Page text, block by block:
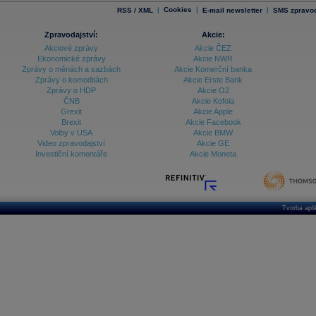
RSS / XML | Cookies | E-mail newsletter | SMS
Zpravodajství:
Akciové zprávy
Ekonomické zprávy
Zprávy o měnách a sazbách
Zprávy o komoditách
Zprávy o HDP
ČNB
Grexit
Brexit
Volby v USA
Video zpravodajství
Investiční komentáře
Akcie:
Akcie ČEZ
Akcie NWR
Akcie Komerční banka
Akcie Erste Bank
Akcie O2
Akcie Kofola
Akcie Apple
Akcie Facebook
Akcie BMW
Akcie GE
Akcie Moneta
Tvorba